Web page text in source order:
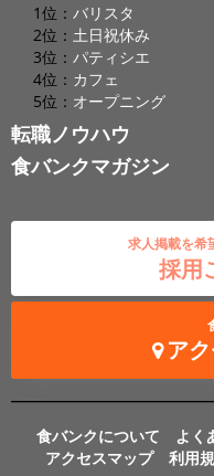
1位： バリスタ
2位： 土日祝休み
3位： パティシエ
4位： カフェ
5位： オープニング
転職ノウハウ
食バンクマガジン
求人掲載を希
採用
ア
食バンクについて よく
アクセスマップ
利用